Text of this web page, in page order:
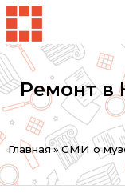
Ремонт в
Вы
здесь
Главная»СМИ о